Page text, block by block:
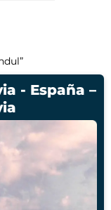
- España –